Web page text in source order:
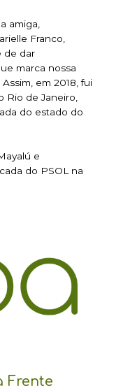
amiga,
Franco,
de dar
marca nossa
em 2018, fui
Rio de Janeiro,
do estado do
e
do PSOL na
Frente